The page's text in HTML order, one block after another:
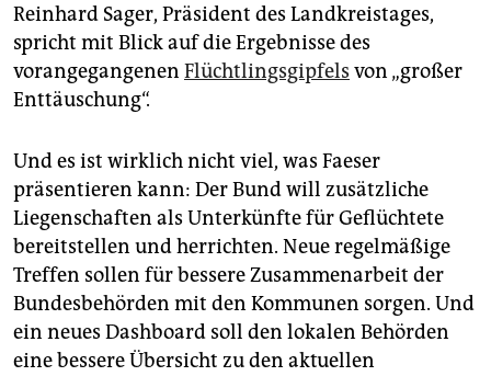
Reinhard Sager, Präsident des Landkreistages,
spricht mit Blick auf die Ergebnisse des
vorangegangenen Flüchtlingsgipfels von „großer
Enttäuschung“.
Und es ist wirklich nicht viel, was Faeser
präsentieren kann: Der Bund will zusätzliche
Liegenschaften als Unterkünfte für Geflüchtete
bereitstellen und herrichten. Neue regelmäßige
Treffen sollen für bessere Zusammenarbeit der
Bundesbehörden mit den Kommunen sorgen. Und
ein neues Dashboard soll den lokalen Behörden
eine bessere Übersicht zu den aktuellen